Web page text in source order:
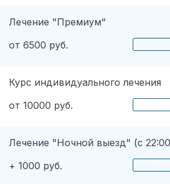
Лечение "Премиум"
от 6500 руб.
Курс индивидуального лечения
от 10000 руб.
Лечение "Ночной выезд" (с
+ 1000 руб.